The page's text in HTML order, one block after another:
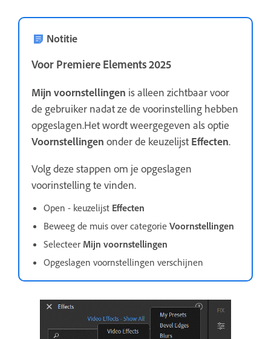
Notitie
Voor Premiere Elements 2025
Mijn voornstellingen is alleen zichtbaar voor
de gebruiker nadat ze de voorinstelling hebben
opgeslagen.Het wordt weergegeven als optie
Voornstellingen onder de keuzelijst Effecten.
Volg deze stappen om je opgeslagen
voorinstelling te vinden.
Open - keuzelijst Effecten
Beweeg de muis over categorie Voornstellingen
Selecteer Mijn voornstellingen
Opgeslagen voornstellingen verschijnen